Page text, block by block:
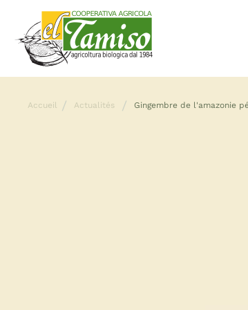
Accueil Actualités Gingembre de l'amazonie